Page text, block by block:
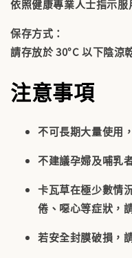
依照健康專業人士指示服
保存方式：
請存放於 30°C 以下陰涼
注意事項
不可長期大量使用
不建議孕婦及哺乳
卡瓦草在極少數情
倦、噁心等症狀，
若安全封膜破損，